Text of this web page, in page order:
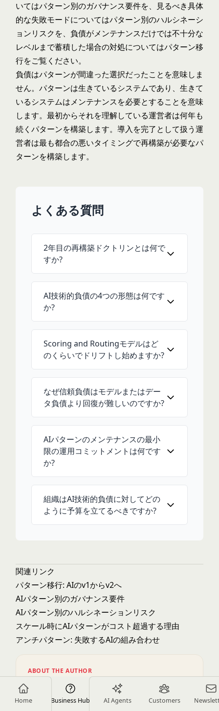
Home Business Hub AI Agents Customers
いてはパターン別のガバナンス要件を、見るべき具体
的な失敗モードについてはパターン別のハルシネーシ
ョンリスクを、負債がメンテナンスだけでは不十分な
レベルまで蓄積した場合の対処についてはパターン移
行をご覧ください。
負債はパターンが間違った選択だったことを意味しま
せん。パターンは生きているシステムであり、生きて
いるシステムはメンテナンスを必要とすることを意味
します。最初からそれを理解している運営者は何年も
続くパターンを構築します。導入を完了として扱う運
営者は最も都合の悪いタイミングで再構築が必要なパ
ターンを構築します。
よくある質問
2年目の再構築ドクトリンとは何で
すか?
AI技術的負債の4つの形態は何です
か?
Scoring and Routingモデルはど
のくらいでドリフトし始めますか?
なぜ信頼負債はモデルまたはデー
タ負債より回復が難しいのですか?
AIパターンのメンテナンスの最小
限の運用コミットメントは何です
か?
組織はAI技術的負債に対してどの
ように予算を立てるべきですか?
関連リンク
パターン移行: AIのv1からv2へ
AIパターン別のガバナンス要件
AIパターン別のハルシネーションリスク
スケール時にAIパターンがコスト超過する理由
アンチパターン: 失敗するAIの組み合わせ
ABOUT THE AUTHOR